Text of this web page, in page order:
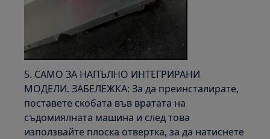
5. САМО ЗА НАПЪЛНО ИНТЕГРИРАНИ
МОДЕЛИ. ЗАБЕЛЕЖКА: За да преинсталирате,
поставете скобата във вратата на
съдомиялната машина и след това
използвайте плоска отвертка, за да натиснете